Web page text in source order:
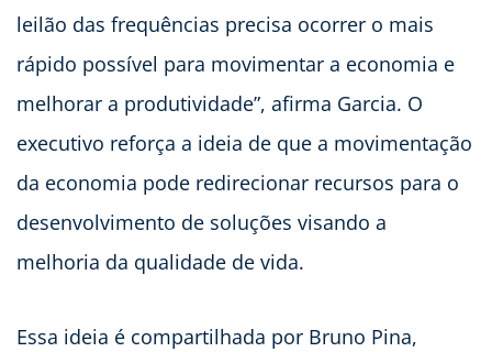
leilão das frequências precisa ocorrer o mais
rápido possível para movimentar a economia e
melhorar a produtividade”, afirma Garcia. O
executivo reforça a ideia de que a movimentação
da economia pode redirecionar recursos para o
desenvolvimento de soluções visando a
melhoria da qualidade de vida.
Essa ideia é compartilhada por Bruno Pina,